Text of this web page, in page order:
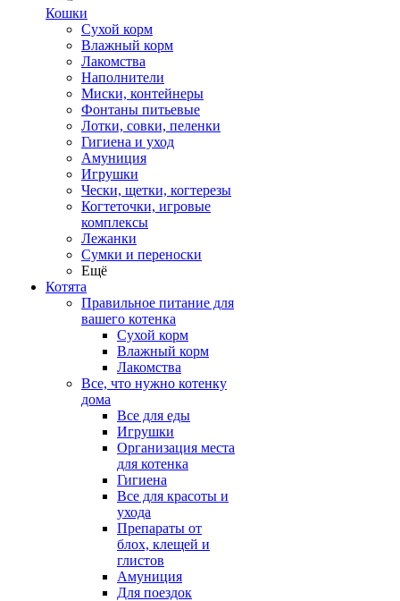
Кошки
Сухой корм
Влажный корм
Лакомства
Наполнители
Миски, контейнеры
Фонтаны питьевые
Лотки, совки, пеленки
Гигиена и уход
Амуниция
Игрушки
Чески, щетки, когтерезы
Когтеточки, игровые
комплексы
Лежанки
Сумки и переноски
Ещё
Котята
Правильное питание для
вашего котенка
Сухой корм
Влажный корм
Лакомства
Все, что нужно котенку
дома
Все для еды
Игрушки
Организация места
для котенка
Гигиена
Все для красоты и
ухода
Препараты от
блох, клещей и
глистов
Амуниция
Для поездок